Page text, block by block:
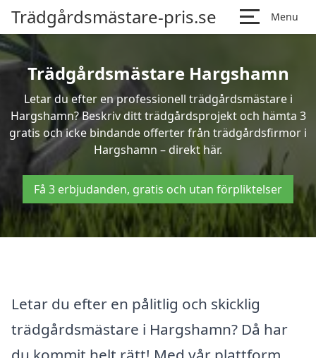
Trädgårdsmästare-pris.se Menu
Trädgårdsmästare Hargshamn
Letar du efter en professionell trädgårdsmästare i
Hargshamn? Beskriv ditt trädgårdsprojekt och hämta 3
gratis och icke bindande offerter från trädgårdsfirmor i
Hargshamn – direkt här.
Få 3 erbjudanden, gratis och utan förpliktelser
Letar du efter en pålitlig och skicklig
trädgårdsmästare i Hargshamn? Då har